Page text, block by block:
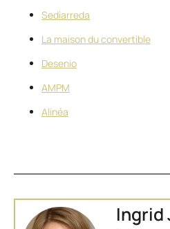
Sediarreda
La maison du convertible
Desenio
AMPM
Alinéa
Ingrid